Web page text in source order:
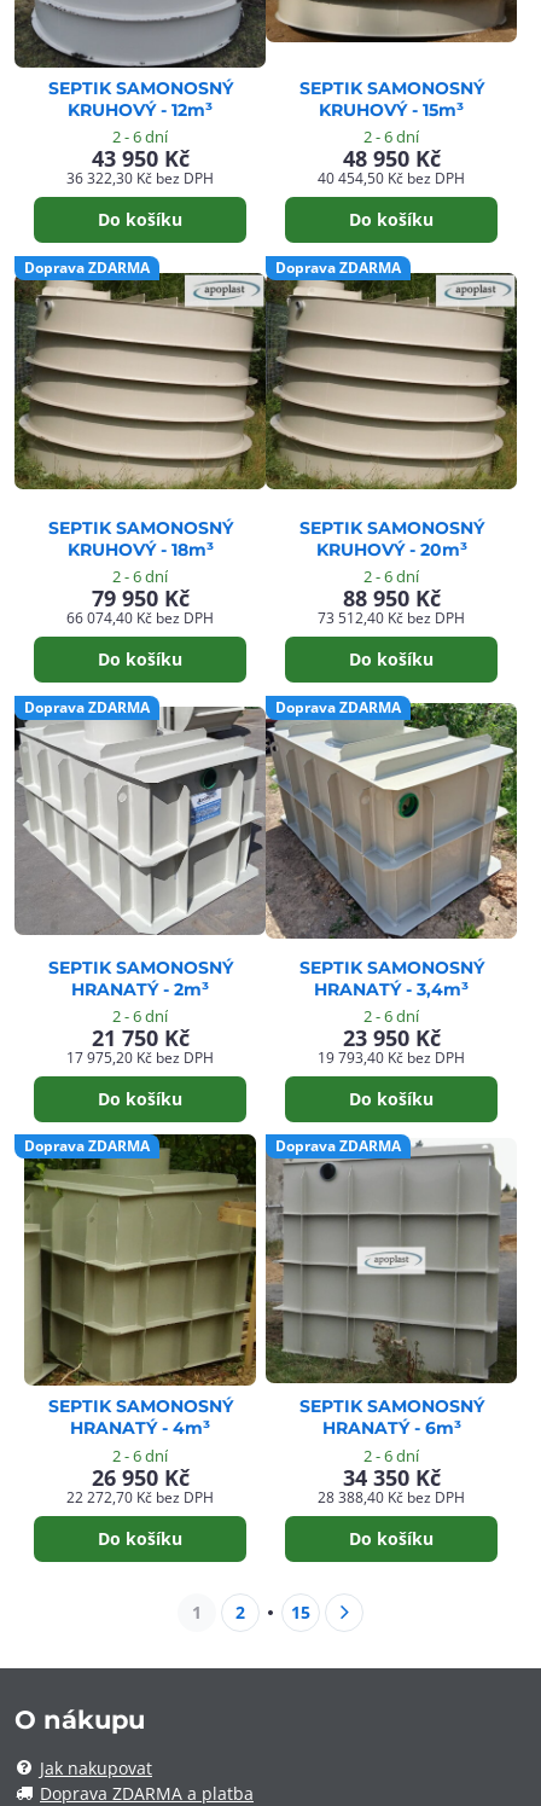
SEPTIK SAMONOSNÝ
KRUHOVÝ - 12m³
2 - 6 dní
43 950 Kč
36 322,30 Kč bez DPH
Do košíku
SEPTIK SAMONOSNÝ
KRUHOVÝ - 15m³
2 - 6 dní
48 950 Kč
40 454,50 Kč bez DPH
Do košíku
Doprava ZDARMA
SEPTIK SAMONOSNÝ
KRUHOVÝ - 18m³
2 - 6 dní
79 950 Kč
66 074,40 Kč bez DPH
Do košíku
Doprava ZDARMA
SEPTIK SAMONOSNÝ
KRUHOVÝ - 20m³
2 - 6 dní
88 950 Kč
73 512,40 Kč bez DPH
Do košíku
Doprava ZDARMA
SEPTIK SAMONOSNÝ
HRANATÝ - 2m³
2 - 6 dní
21 750 Kč
17 975,20 Kč bez DPH
Do košíku
Doprava ZDARMA
SEPTIK SAMONOSNÝ
HRANATÝ - 3,4m³
2 - 6 dní
23 950 Kč
19 793,40 Kč bez DPH
Do košíku
Doprava ZDARMA
SEPTIK SAMONOSNÝ
HRANATÝ - 4m³
2 - 6 dní
26 950 Kč
22 272,70 Kč bez DPH
Do košíku
Doprava ZDARMA
SEPTIK SAMONOSNÝ
HRANATÝ - 6m³
2 - 6 dní
34 350 Kč
28 388,40 Kč bez DPH
Do košíku
1 2 15
O nákupu
Jak nakupovat
Doprava ZDARMA a platba